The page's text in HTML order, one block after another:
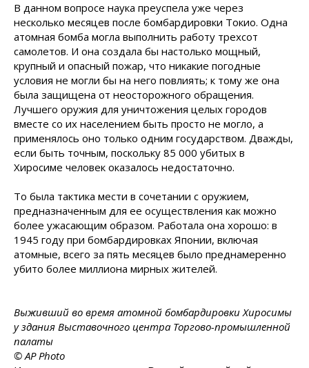
В данном вопросе наука преуспела уже через
несколько месяцев после бомбардировки Токио. Одна
атомная бомба могла выполнить работу трехсот
самолетов. И она создала бы настолько мощный,
крупный и опасный пожар, что никакие погодные
условия не могли бы на него повлиять; к тому же она
была защищена от неосторожного обращения.
Лучшего оружия для уничтожения целых городов
вместе со их населением быть просто не могло, а
применялось оно только одним государством. Дважды,
если быть точным, поскольку 85 000 убитых в
Хиросиме человек оказалось недостаточно.
То была тактика мести в сочетании с оружием,
предназначенным для ее осуществления как можно
более ужасающим образом. Работала она хорошо: в
1945 году при бомбардировках Японии, включая
атомные, всего за пять месяцев было преднамеренно
убито более миллиона мирных жителей.
Выживший во время атомной бомбардировки Хиросимы
у здания Выставочного центра Торгово-промышленной
палаты
© AP Photo